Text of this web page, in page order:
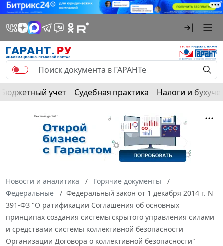
Бюджетный учет Судебная практика Налоги и
Новости и аналитика
Горячие документы
Федеральные
Федеральный закон от 1 декабря 2014 г. N
391-ФЗ "О ратификации Соглашения об основных
принципах создания системы скрытого управления силами
и средствами системы коллективной безопасности
Организации Договора о коллективной безопасности"